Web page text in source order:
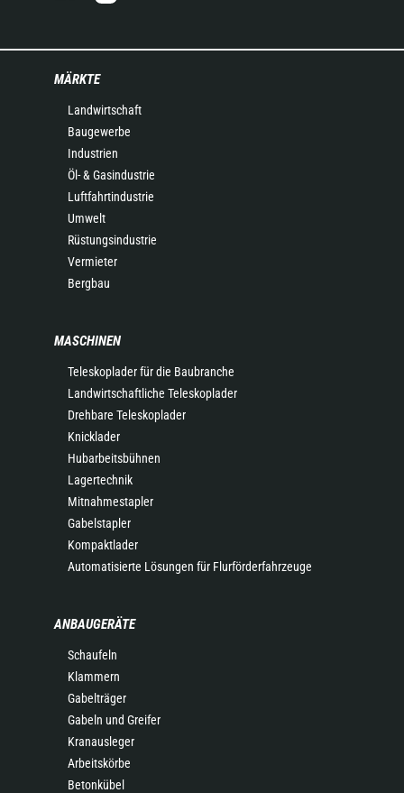
MÄRKTE
Landwirtschaft
Baugewerbe
Industrien
Öl- & Gasindustrie
Luftfahrtindustrie
Umwelt
Rüstungsindustrie
Vermieter
Bergbau
MASCHINEN
Teleskoplader für die Baubranche
Landwirtschaftliche Teleskoplader
Drehbare Teleskoplader
Knicklader
Hubarbeitsbühnen
Lagertechnik
Mitnahmestapler
Gabelstapler
Kompaktlader
Automatisierte Lösungen für Flurförderfahrzeuge
ANBAUGERÄTE
Schaufeln
Klammern
Gabelträger
Gabeln und Greifer
Kranausleger
Arbeitskörbe
Betonkübel